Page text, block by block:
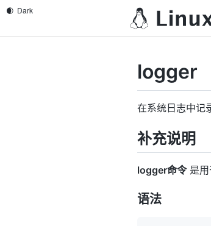
logger
在系统日志中记
补充说明
logger命令是用
语法